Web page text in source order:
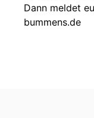
Dann meldet
bummens.de